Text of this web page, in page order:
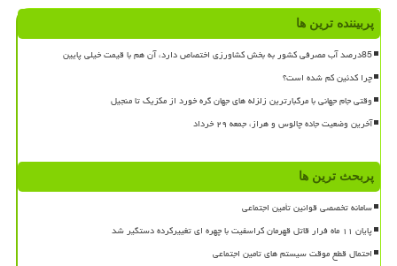
پربیننده ترین ها
85درصد آب مصرفی کشور به بخش کشاورزی اختصاص دارد، آن هم با قیمت خیلی پایین
چرا کدئین کم شده است؟
وقتی جام جهانی با مرگبارترین زلزله های جهان گره خورد از مکزیک تا منجیل
آخرین وضعیت جاده چالوس و هراز، جمعه ۲۹ خرداد
پربحث ترین ها
سامانه تخصصی قوانین تأمین اجتماعی
پایان ۱۱ ماه فرار قاتل قهرمان کراسفیت با چهره ای تغییرکرده دستگیر شد
احتمال قطع موقت سیستم های تامین اجتماعی